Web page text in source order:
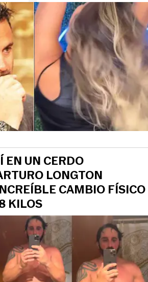
EN UN CERDO
LONGTON
CAMBIO FÍSICO
KILOS